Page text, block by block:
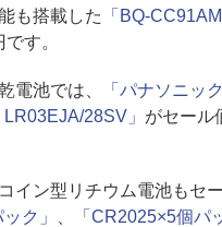
も搭載した
「BQ-
す。
電池では、
「パナソニッ
28SV」 がセール
イン型リチウム電池もセー
ク」
「CR2025×5個パ